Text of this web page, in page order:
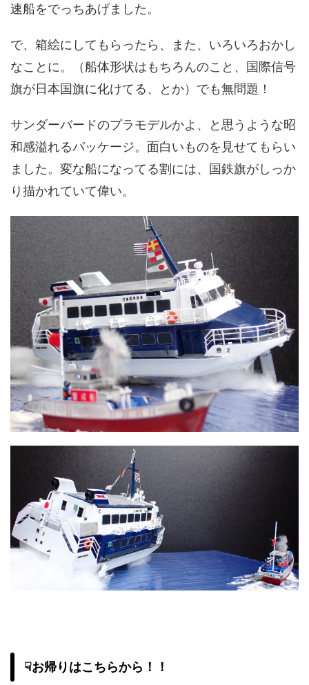
速船をでっちあげました。
で、箱絵にしてもらったら、また、いろいろおかし
なことに。（船体形状はもちろんのこと、国際信号
旗が日本国旗に化けてる、とか）でも無問題！
サンダーバードのプラモデルかよ、と思うような昭
和感溢れるパッケージ。面白いものを見せてもらい
ました。変な船になってる割には、国鉄旗がしっか
り描かれていて偉い。
☟お帰りはこちらから！！